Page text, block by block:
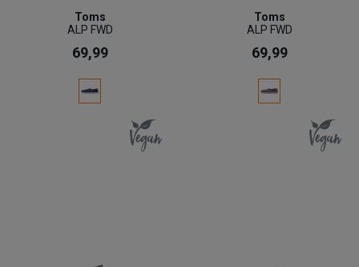
Toms
ALP FWD
69,99
Toms
ALP FWD
69,99